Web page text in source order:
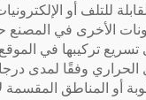
للتلف أو
الأخرى في
تركيبها في الموقع،
الحراري وفقًا لمدى
أو المناطق